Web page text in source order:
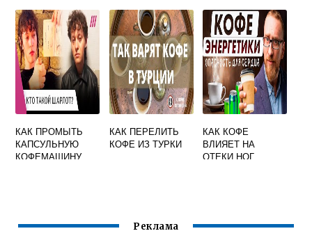
ЦВЕТ КОФЕЙНОЙ
ГУЩИ
КАК ПРОМЫТЬ
КАПСУЛЬНУЮ
КОФЕМАШИНУ
КАК ПЕРЕЛИТЬ
КОФЕ ИЗ ТУРКИ
КАК КОФЕ
ВЛИЯЕТ НА
ОТЕКИ НОГ
Реклама